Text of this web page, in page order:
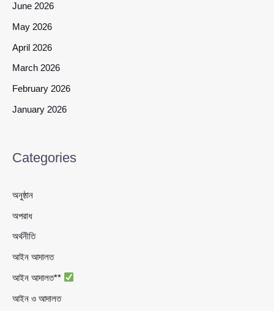
June 2026
May 2026
April 2026
March 2026
February 2026
January 2026
Categories
অনুষ্ঠান
অপরাধ
অর্থনীতি
আইন আদালত
আইন আদালত**
আইন ও আদালত